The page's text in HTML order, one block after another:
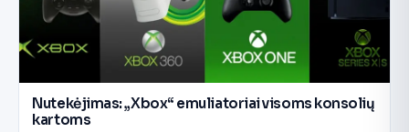
Nutekėjimas: „Xbox“ emuliatoriai visoms konsolių
kartoms